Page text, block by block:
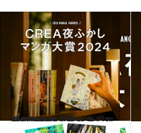
2024.9.6
《1位～5位発表》大賞に輝いたのは『じゃあ、あんたが作ってみろよ』
カルチャー